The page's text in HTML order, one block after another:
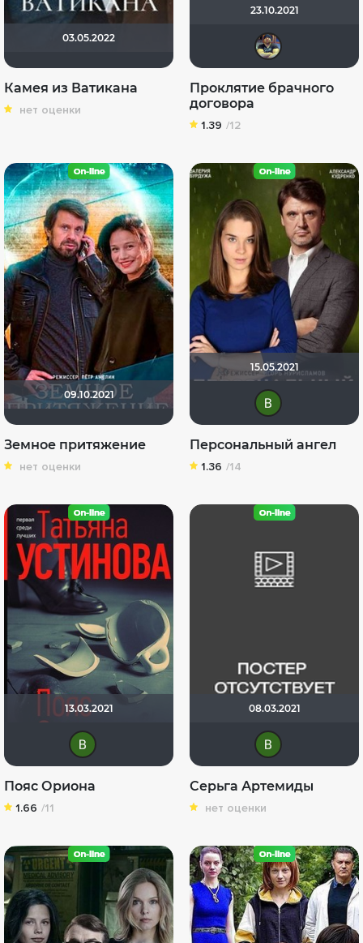
03.05.2022
Камея из Ватикана
нет оценки
23.10.2021
Проклятие брачного
договора
1.39 /12
09.10.2021
Земное притяжение
нет оценки
15.05.2021
Персональный ангел
1.36 /14
13.03.2021
Виктория Данилевская
Пояс Ориона
1.66 /11
08.03.2021
Серьга Артемиды
нет оценки